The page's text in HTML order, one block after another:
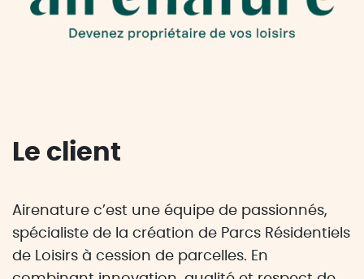
Le client
Airenature c’est une équipe de passionnés,
spécialiste de la création de Parcs Résidentiels
de Loisirs à cession de parcelles. En